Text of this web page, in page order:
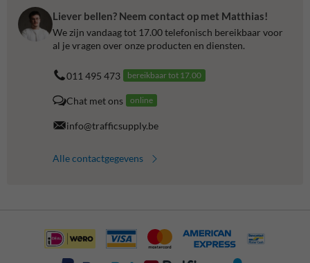
Liever bellen? Neem contact op met Matthias!
We zijn vandaag tot 17.00 telefonisch bereikbaar voor
al je vragen over onze producten en diensten.
011 495 473 bereikbaar tot 17.00
Chat met ons online
info@trafficsupply.be
Alle contactgegevens